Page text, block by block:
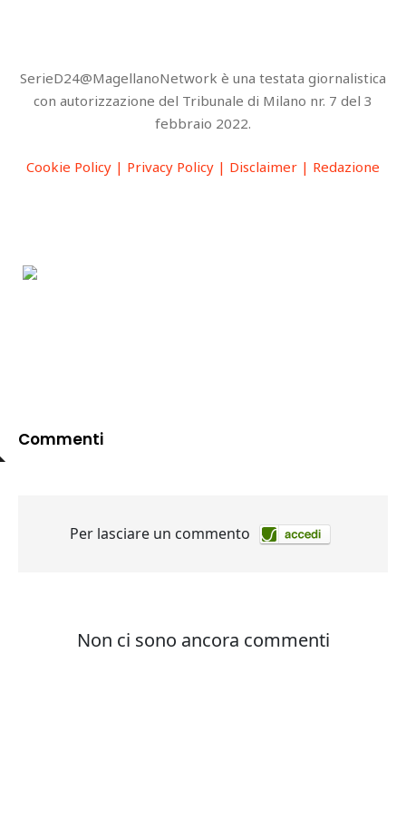
SerieD24@MagellanoNetwork è una testata giornalistica
con autorizzazione del Tribunale di Milano nr. 7 del 3
febbraio 2022.
Cookie Policy | Privacy Policy | Disclaimer | Redazione
Commenti